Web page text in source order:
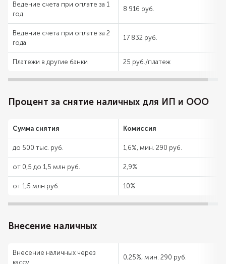
Ведение счета при оплате за 1
год
8 916 руб.
Ведение счета при оплате за 2
года
17 832 руб.
Платежи в другие банки 25 руб./платеж
Процент за снятие наличных для ИП и ООО
Сумма снятия Комиссия
до 500 тыс. руб. 1,6%, мин. 290 руб.
от 0,5 до 1,5 млн руб. 2,9%
от 1,5 млн руб. 10%
Внесение наличных
Внесение наличных через
кассу
0,25%, мин. 290 руб.